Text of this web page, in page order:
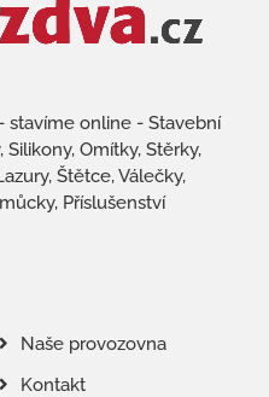
stavíme online - Stavební
Omítky, Stěrky,
Štětce, Válečky,
Příslušenství
Naše provozovna
Kontakt